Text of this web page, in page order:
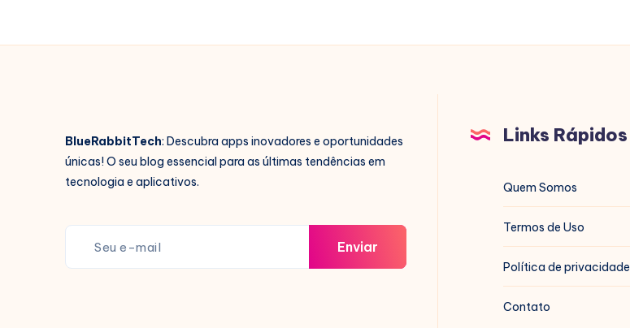
BlueRabbitTech: Descubra apps inovadores e oportunidades
únicas! O seu blog essencial para as últimas tendências em
tecnologia e aplicativos.
Enviar
Links Rápidos
Quem Somos
Termos de Uso
Política de privacidade
Contato